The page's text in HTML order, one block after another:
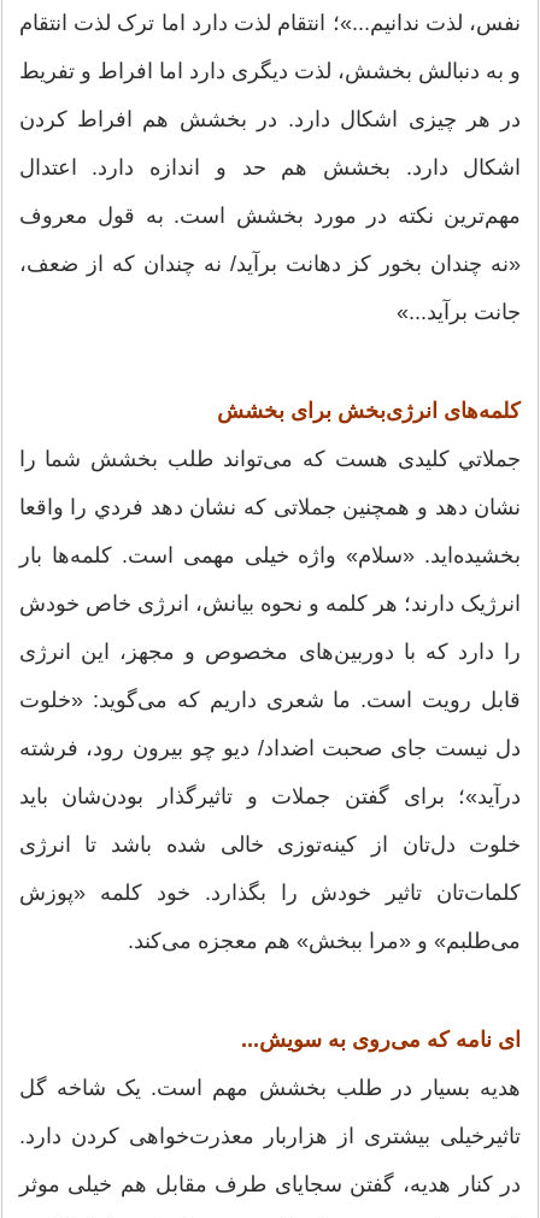
نفس، لذت ندانیم...»؛ انتقام لذت دارد اما ترک لذت انتقام
و به دنبالش بخشش، لذت دیگری دارد اما افراط و تفریط
در هر چیزی اشکال دارد. در بخشش هم افراط کردن
اشکال دارد. بخشش هم حد و اندازه دارد. اعتدال
مهم‌ترین نکته در مورد بخشش است. به قول معروف
«نه چندان بخور کز دهانت برآید/ نه چندان که از ضعف،
جانت برآید...»
کلمه‌های انرژی‌بخش برای بخشش
جملاتي کلیدی هست که می‌تواند طلب بخشش شما را
نشان دهد و همچنین جملاتی که نشان دهد فردي را واقعا
بخشیده‌اید. «سلام» واژه خیلی مهمی است. کلمه‌ها بار
انرژیک دارند؛ هر کلمه و نحوه بیانش، انرژی خاص خودش
را دارد که با دوربین‌های مخصوص و مجهز، این انرژی
قابل رویت است. ما شعری داریم که می‌گوید: «خلوت
دل نیست جای صحبت اضداد/ دیو چو بیرون رود، فرشته
درآید»؛ برای گفتن جملات و تاثیرگذار بودن‌شان باید
خلوت دل‌تان از کینه‌توزی خالی شده باشد تا انرژی
کلمات‌تان تاثیر خودش را بگذارد. خود کلمه «پوزش
می‌طلبم» و «مرا ببخش» هم معجزه می‌کند.
ای نامه که می‌روی به سویش...
هدیه بسیار در طلب بخشش مهم است. یک شاخه گل
تاثیر‌خیلی بیشتری از هزاربار معذرت‌خواهی کردن دارد.
در کنار هدیه، گفتن سجایای طرف مقابل هم خیلی موثر